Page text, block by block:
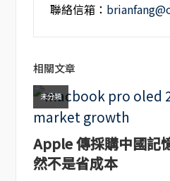
聯絡信箱：
相關文章
未分類
Apple 傳採購中國記
然不是省成本